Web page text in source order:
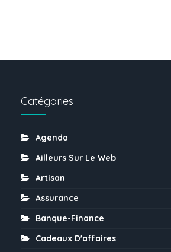
Catégories
Agenda
Ailleurs Sur Le Web
Artisan
Assurance
Banque-Finance
Cadeaux D'affaires